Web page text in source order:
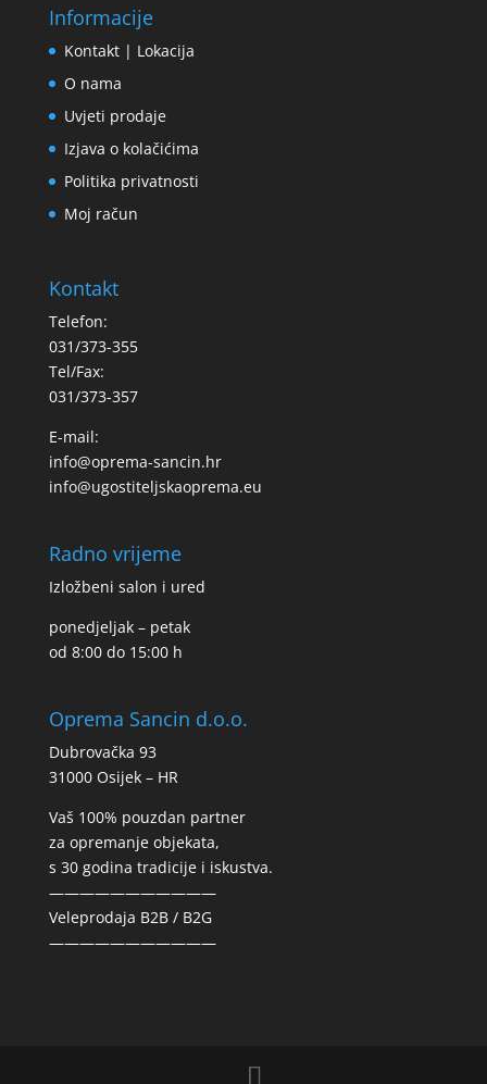
Informacije
Kontakt | Lokacija
O nama
Uvjeti prodaje
Izjava o kolačićima
Politika privatnosti
Moj račun
Kontakt
Telefon:
031/373-355
Tel/Fax:
031/373-357
E-mail:
info@oprema-sancin.hr
info@ugostiteljskaoprema.eu
Radno vrijeme
Izložbeni salon i ured
ponedjeljak – petak
od 8:00 do 15:00 h
Oprema Sancin d.o.o.
Dubrovačka 93
31000 Osijek – HR
Vaš 100% pouzdan partner
za opremanje objekata,
s 30 godina tradicije i iskustva.
———————————
Veleprodaja B2B / B2G
———————————